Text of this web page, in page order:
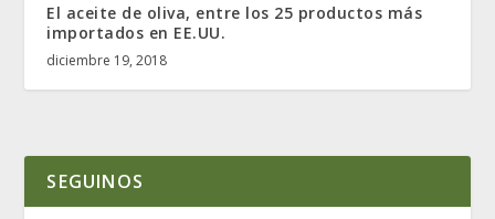
El aceite de oliva, entre los 25 productos más
importados en EE.UU.
diciembre 19, 2018
SEGUINOS